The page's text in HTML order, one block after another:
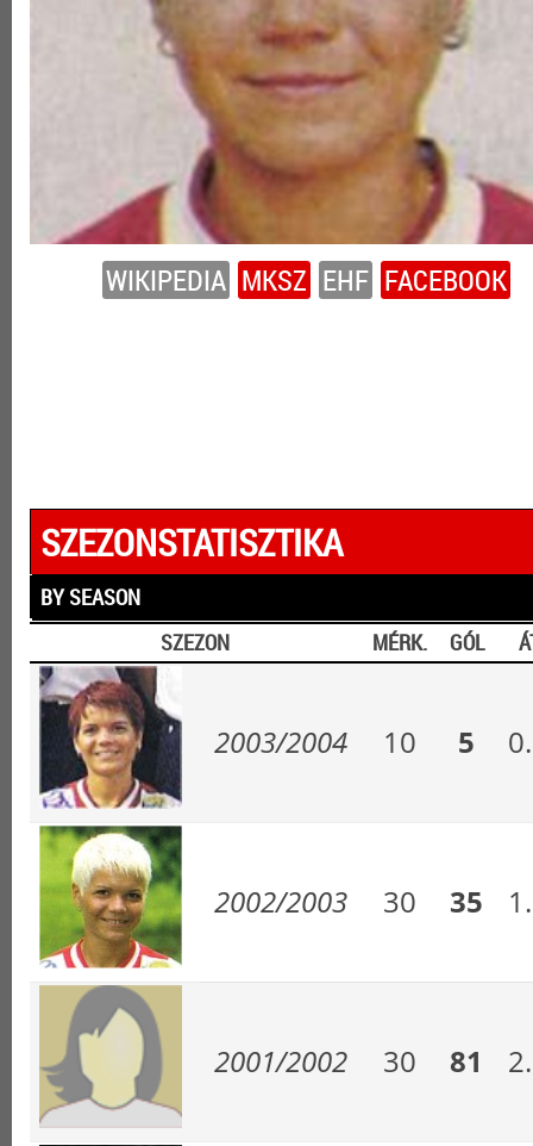
WIKIPEDIA MKSZ EHF FACEBOOK
SZEZONSTATISZTIKA
BY SEASON
SZEZON
MÉRK. GÓL
2003/2004 10 5
2002/2003 30 35
2001/2002 30 81